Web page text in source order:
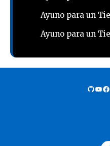
Ayuno para un
Ayuno para un
GitHub YouTube Facebook